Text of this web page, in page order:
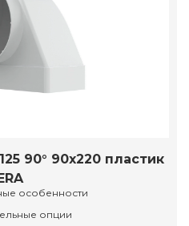
90° 90х220 пластик
ERA
особенности
опции